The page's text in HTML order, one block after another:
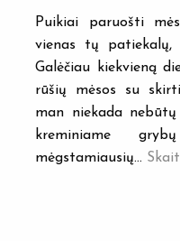
Puikiai paruošti
vienas tų patiekalų,
Galėčiau kiekvieną
rūšių mėsos su
man niekada
kreminiame
mėgstamiausių…